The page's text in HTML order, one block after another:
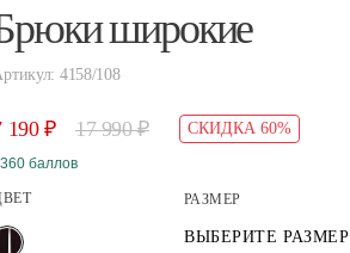
широкие
4158/108
190 ₽ 17 990 ₽ СКИДКА 60%
баллов
РАЗМЕР
ВЫБЕРИТЕ РАЗМЕР